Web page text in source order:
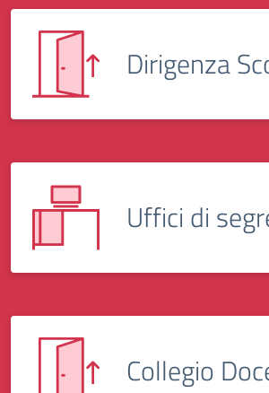
Dirigenza
Uffici di
Collegio